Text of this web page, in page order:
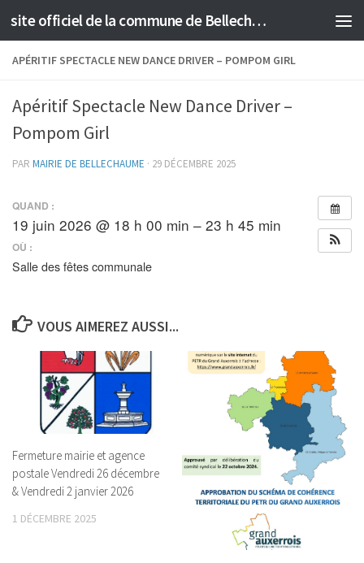
Skip to content site officiel de la commune de Bellechaume
APÉRITIF SPECTACLE NEW DANCE DRIVER – POMPOM GIRL
Apéritif Spectacle New Dance Driver –
Pompom Girl
PAR MAIRIE DE BELLECHAUME · 29 DÉCEMBRE 2025
QUAND :
19 juin 2026 @ 18 h 00 min – 23 h 45 min
OÙ :
Salle des fêtes communale
VOUS AIMEREZ AUSSI...
Fermeture mairie et agence
postale Vendredi 26 décembre
& Vendredi 2 janvier 2026
1 DÉCEMBRE 2025